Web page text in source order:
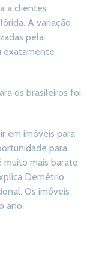
a clientes
A variação
pela
exatamente
os brasileiros foi
em imóveis para
para
muito mais barato
Demétrio
Os imóveis
ano.